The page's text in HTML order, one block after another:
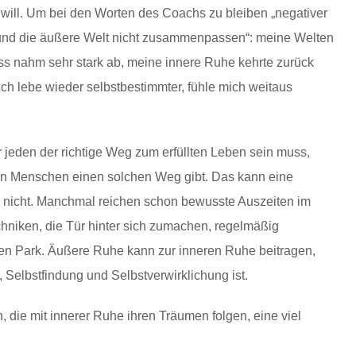
Um bei den Worten des Coachs zu bleiben „negativer
die äußere Welt nicht zusammenpassen“: meine Welten
nahm sehr stark ab, meine innere Ruhe kehrte zurück
lebe wieder selbstbestimmter, fühle mich weitaus
der richtige Weg zum erfüllten Leben sein muss,
Menschen einen solchen Weg gibt. Das kann eine
Manchmal reichen schon bewusste Auszeiten im
die Tür hinter sich zumachen, regelmäßig
Park. Äußere Ruhe kann zur inneren Ruhe beitragen,
und Selbstverwirklichung ist.
die mit innerer Ruhe ihren Träumen folgen, eine viel